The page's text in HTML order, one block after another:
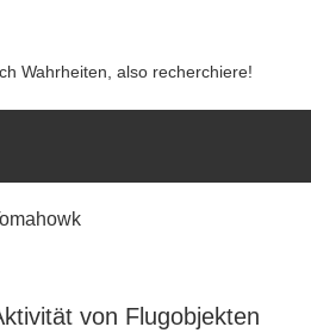
Wahrheiten, also recherchiere!
von Flugobjekten